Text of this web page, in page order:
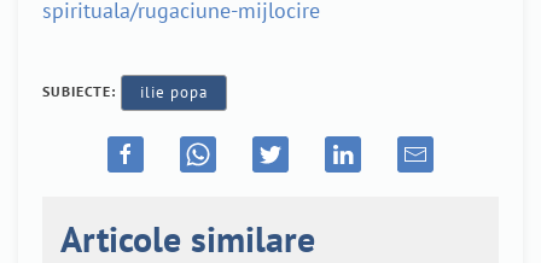
spirituala/rugaciune-mijlocire
SUBIECTE: ilie popa
Articole similare